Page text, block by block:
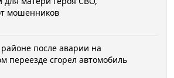
мошенников
после аварии на
переезде сгорел автомобиль